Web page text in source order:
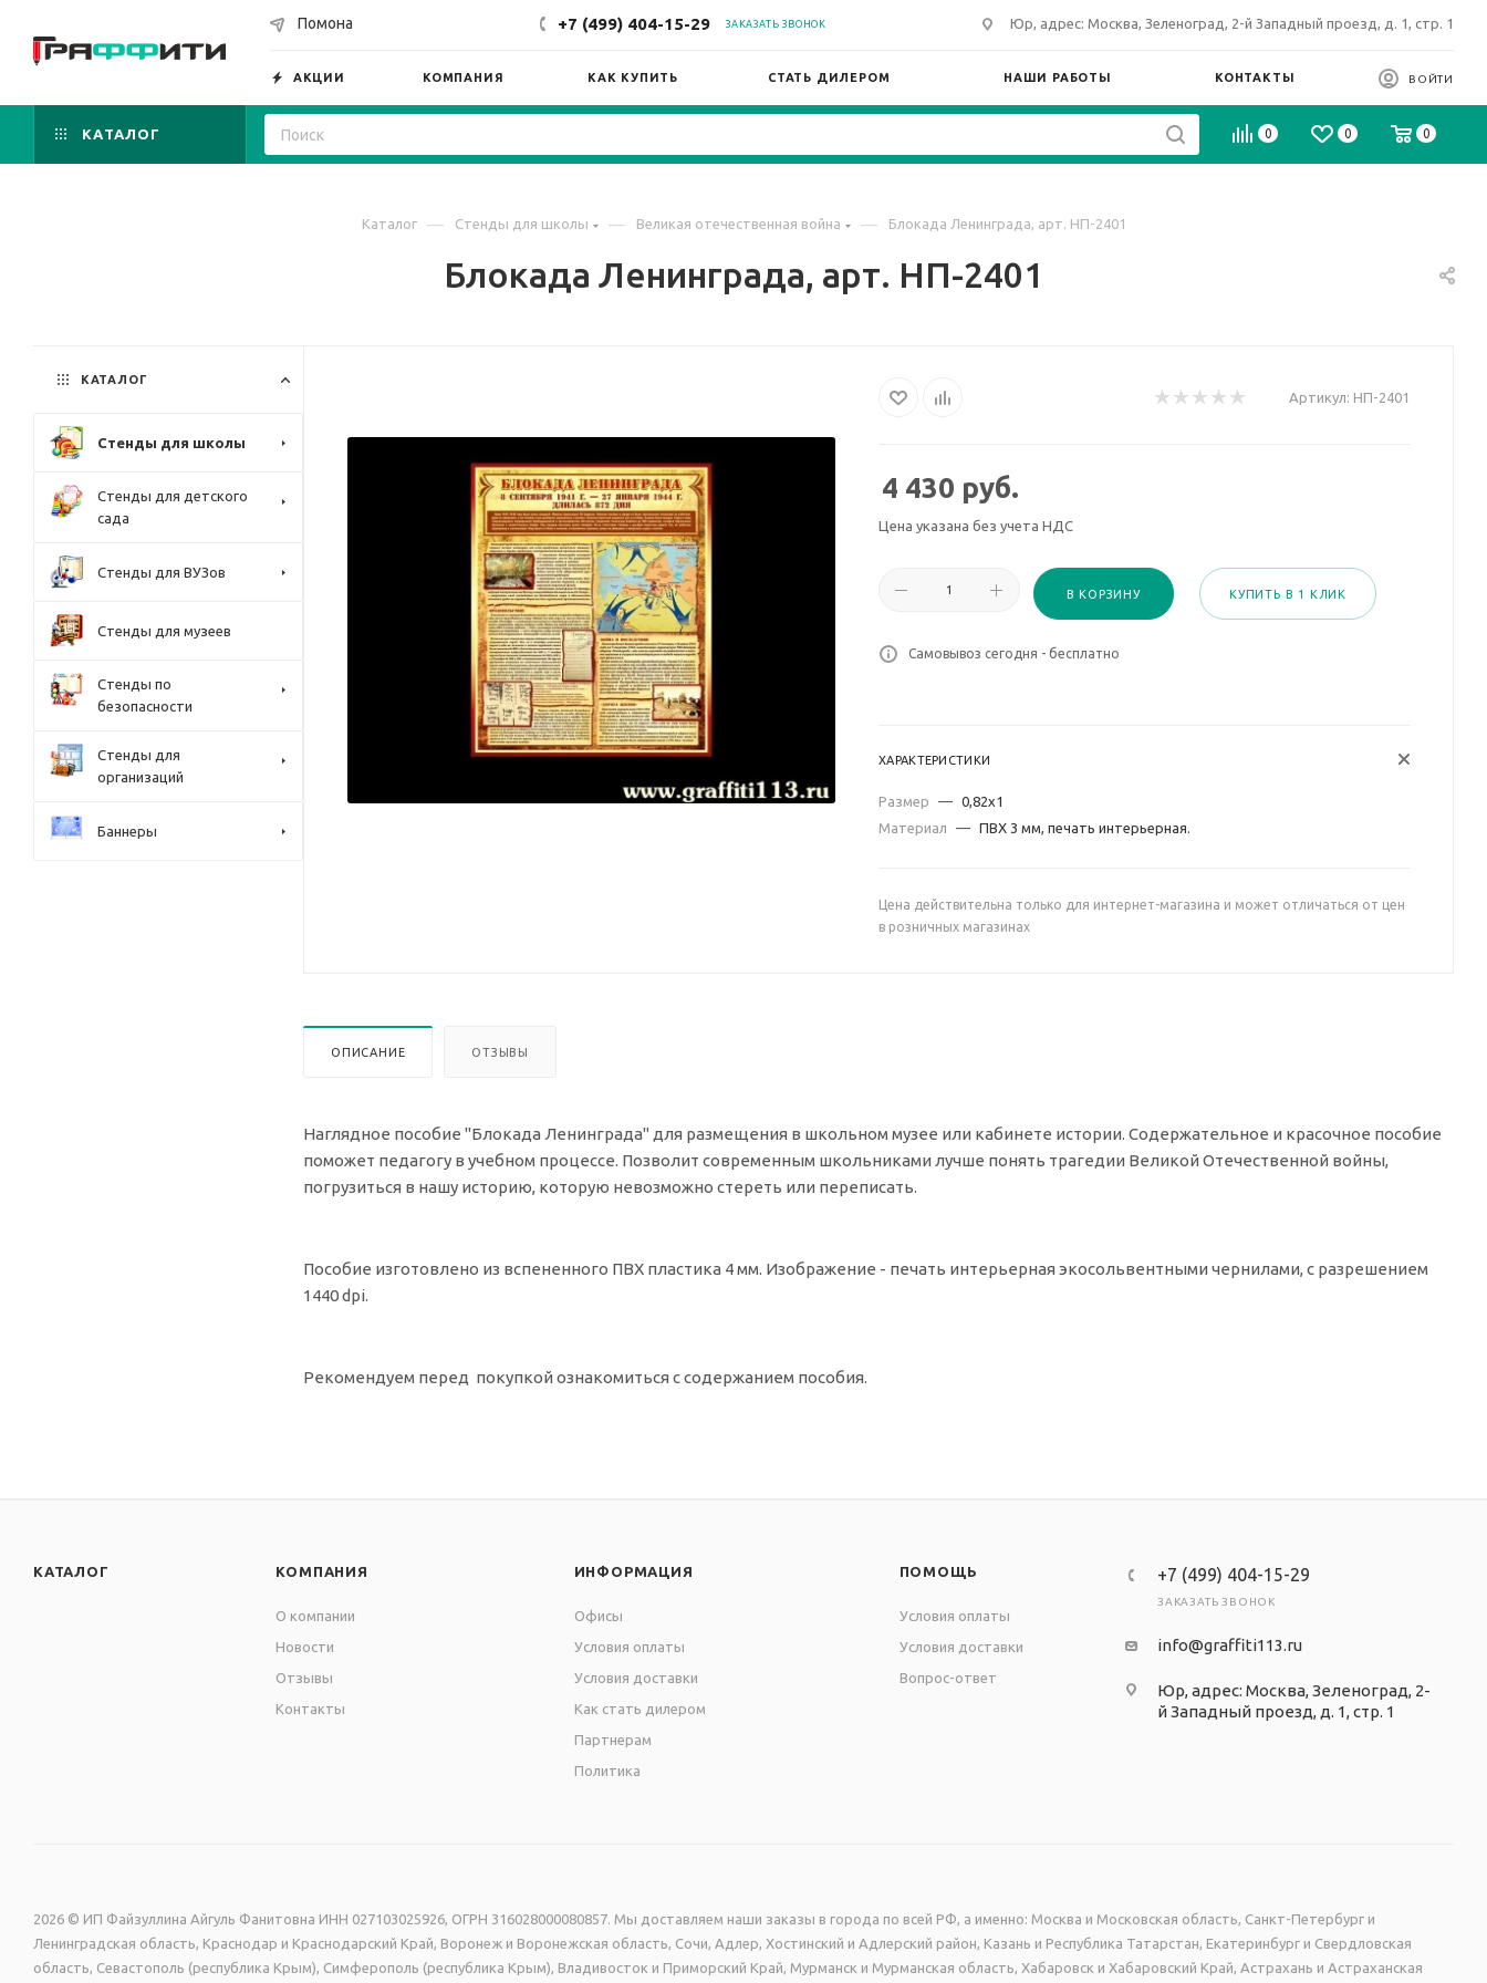
Помона +7 (499) 404-15-29 ЗАКАЗАТЬ ЗВОНОК Юр, адрес: Москва, Зеленоград, 2-й Западный проезд, д. 1, стр. 1
АКЦИИ КОМПАНИЯ КАК КУПИТЬ СТАТЬ ДИЛЕРОМ НАШИ РАБОТЫ КОНТАКТЫ ВОЙТИ
КАТАЛОГ 0 0 0
Каталог — Стенды для школы — Великая отечественная война — Блокада Ленинграда, арт. НП-2401
Блокада Ленинграда, арт. НП-2401
Артикул: НП-2401
4 430 руб.
Цена указана без учета НДС
В КОРЗИНУ КУПИТЬ В 1 КЛИК
Самовывоз сегодня - бесплатно
ХАРАКТЕРИСТИКИ
Размер — 0,82х1
Материал
— ПВХ 3 мм, печать интерьерная.
Цена действительна только для интернет-магазина и может отличаться от цен
в розничных магазинах
ОПИСАНИЕ ОТЗЫВЫ
Наглядное пособие "Блокада Ленинграда" для размещения в школьном музее или кабинете истории. Содержательное и красочное пособие
поможет педагогу в учебном процессе. Позволит современным школьниками лучше понять трагедии Великой Отечественной войны,
погрузиться в нашу историю, которую невозможно стереть или переписать.
Пособие изготовлено из вспененного ПВХ пластика 4 мм. Изображение - печать интерьерная экосольвентными чернилами, с разрешением
1440 dpi.
Рекомендуем перед покупкой ознакомиться с содержанием пособия.
КАТАЛОГ
Стенды для школы
Стенды для детского
сада
Стенды для ВУЗов
Стенды для музеев
Стенды по
безопасности
Стенды для
организаций
Баннеры
КАТАЛОГ КОМПАНИЯ
О компании
Новости
Отзывы
Контакты
ИНФОРМАЦИЯ
Офисы
Условия оплаты
Условия доставки
Как стать дилером
Партнерам
Политика
ПОМОЩЬ
Условия оплаты
Условия доставки
Вопрос-ответ
+7 (499) 404-15-29
ЗАКАЗАТЬ ЗВОНОК
info@graffiti113.ru
Юр, адрес: Москва, Зеленоград, 2-
й Западный проезд, д. 1, стр. 1
2026 © ИП Файзуллина Айгуль Фанитовна ИНН 027103025926, ОГРН 316028000080857. Мы доставляем наши заказы в города по всей РФ, а именно: Москва и Московская область, Санкт-Петербург и
Ленинградская область, Краснодар и Краснодарский Край, Воронеж и Воронежская область, Сочи, Адлер, Хостинский и Адлерский район, Казань и Республика Татарстан, Екатеринбург и Свердловская
область, Севастополь (республика Крым), Симферополь (республика Крым), Владивосток и Приморский Край, Мурманск и Мурманская область, Хабаровск и Хабаровский Край, Астрахань и Астраханская